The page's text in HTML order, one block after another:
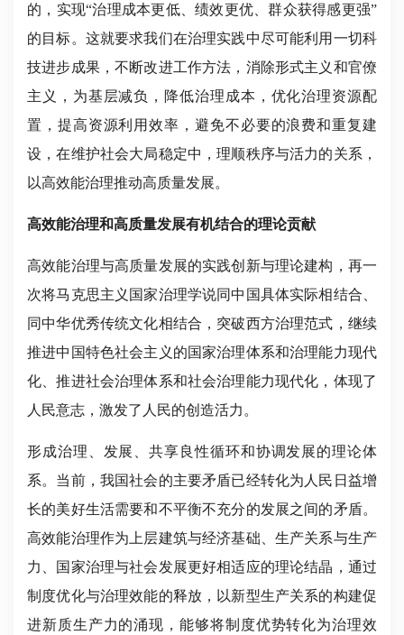
的，实现“治理成本更低、绩效更优、群众获得感更强”
的目标。这就要求我们在治理实践中尽可能利用一切科
技进步成果，不断改进工作方法，消除形式主义和官僚
主义，为基层减负，降低治理成本，优化治理资源配
置，提高资源利用效率，避免不必要的浪费和重复建
设，在维护社会大局稳定中，理顺秩序与活力的关系，
以高效能治理推动高质量发展。
高效能治理和高质量发展有机结合的理论贡献
高效能治理与高质量发展的实践创新与理论建构，再一
次将马克思主义国家治理学说同中国具体实际相结合、
同中华优秀传统文化相结合，突破西方治理范式，继续
推进中国特色社会主义的国家治理体系和治理能力现代
化、推进社会治理体系和社会治理能力现代化，体现了
人民意志，激发了人民的创造活力。
形成治理、发展、共享良性循环和协调发展的理论体
系。当前，我国社会的主要矛盾已经转化为人民日益增
长的美好生活需要和不平衡不充分的发展之间的矛盾。
高效能治理作为上层建筑与经济基础、生产关系与生产
力、国家治理与社会发展更好相适应的理论结晶，通过
制度优化与治理效能的释放，以新型生产关系的构建促
进新质生产力的涌现，能够将制度优势转化为治理效